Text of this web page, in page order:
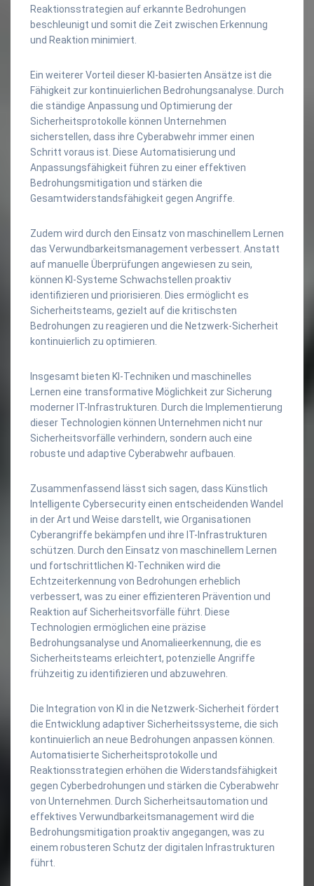
Reaktionsstrategien auf erkannte Bedrohungen
beschleunigt und somit die Zeit zwischen Erkennung
und Reaktion minimiert.
Ein weiterer Vorteil dieser KI-basierten Ansätze ist die
Fähigkeit zur kontinuierlichen Bedrohungsanalyse. Durch
die ständige Anpassung und Optimierung der
Sicherheitsprotokolle können Unternehmen
sicherstellen, dass ihre Cyberabwehr immer einen
Schritt voraus ist. Diese Automatisierung und
Anpassungsfähigkeit führen zu einer effektiven
Bedrohungsmitigation und stärken die
Gesamtwiderstandsfähigkeit gegen Angriffe.
Zudem wird durch den Einsatz von maschinellem Lernen
das Verwundbarkeitsmanagement verbessert. Anstatt
auf manuelle Überprüfungen angewiesen zu sein,
können KI-Systeme Schwachstellen proaktiv
identifizieren und priorisieren. Dies ermöglicht es
Sicherheitsteams, gezielt auf die kritischsten
Bedrohungen zu reagieren und die Netzwerk-Sicherheit
kontinuierlich zu optimieren.
Insgesamt bieten KI-Techniken und maschinelles
Lernen eine transformative Möglichkeit zur Sicherung
moderner IT-Infrastrukturen. Durch die Implementierung
dieser Technologien können Unternehmen nicht nur
Sicherheitsvorfälle verhindern, sondern auch eine
robuste und adaptive Cyberabwehr aufbauen.
Zusammenfassend lässt sich sagen, dass Künstlich
Intelligente Cybersecurity einen entscheidenden Wandel
in der Art und Weise darstellt, wie Organisationen
Cyberangriffe bekämpfen und ihre IT-Infrastrukturen
schützen. Durch den Einsatz von maschinellem Lernen
und fortschrittlichen KI-Techniken wird die
Echtzeiterkennung von Bedrohungen erheblich
verbessert, was zu einer effizienteren Prävention und
Reaktion auf Sicherheitsvorfälle führt. Diese
Technologien ermöglichen eine präzise
Bedrohungsanalyse und Anomalieerkennung, die es
Sicherheitsteams erleichtert, potenzielle Angriffe
frühzeitig zu identifizieren und abzuwehren.
Die Integration von KI in die Netzwerk-Sicherheit fördert
die Entwicklung adaptiver Sicherheitssysteme, die sich
kontinuierlich an neue Bedrohungen anpassen können.
Automatisierte Sicherheitsprotokolle und
Reaktionsstrategien erhöhen die Widerstandsfähigkeit
gegen Cyberbedrohungen und stärken die Cyberabwehr
von Unternehmen. Durch Sicherheitsautomation und
effektives Verwundbarkeitsmanagement wird die
Bedrohungsmitigation proaktiv angegangen, was zu
einem robusteren Schutz der digitalen Infrastrukturen
führt.